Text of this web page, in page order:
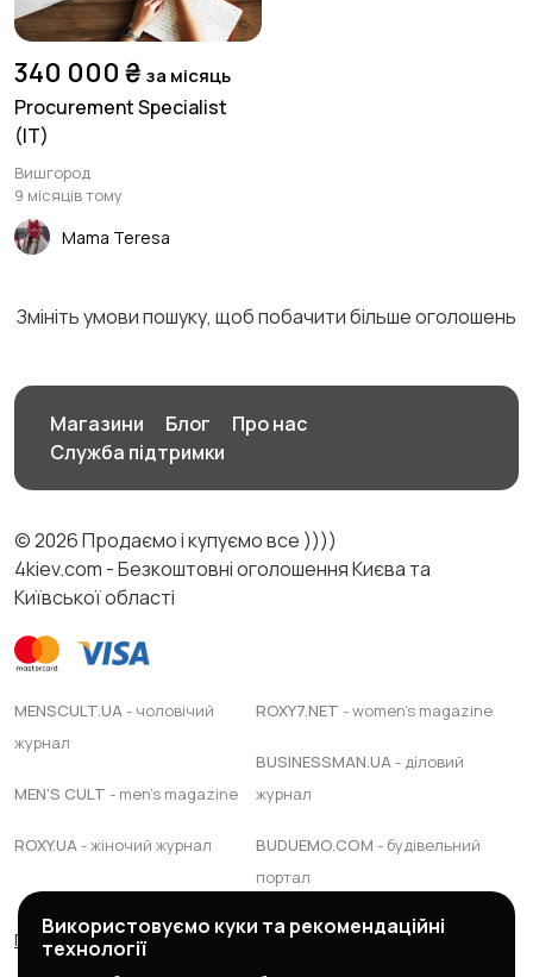
Сільське
господарство 2
Страхування
нерухомістю 1
Управління
Фінанси 4
Юриспруденція
340 000 ₴ за місяць
Procurement Specialist
(IT)
Вишгород
9 місяців тому
Mama Teresa
Змініть умови пошуку, щоб побачити більше оголошень
Магазини Блог
Про нас
Служба підтримки
© 2026 Продаємо і купуємо все ))))
4kiev.com - Безкоштовні оголошення Києва та
Київської області
MENSCULT.UA- чоловічий
журнал
MEN'S CULT - men's magazine
ROXY.UA- жіночий журнал
ROXY7.NET - women's magazine
BUSINESSMAN.UA- діловий
журнал
BUDUEMO.COM - будівельний
портал
Правила сервісу Політика конфіденційності
Використовуємо куки та рекомендаційні
технології